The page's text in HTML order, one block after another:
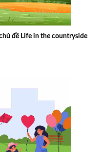
đề Life in the countryside